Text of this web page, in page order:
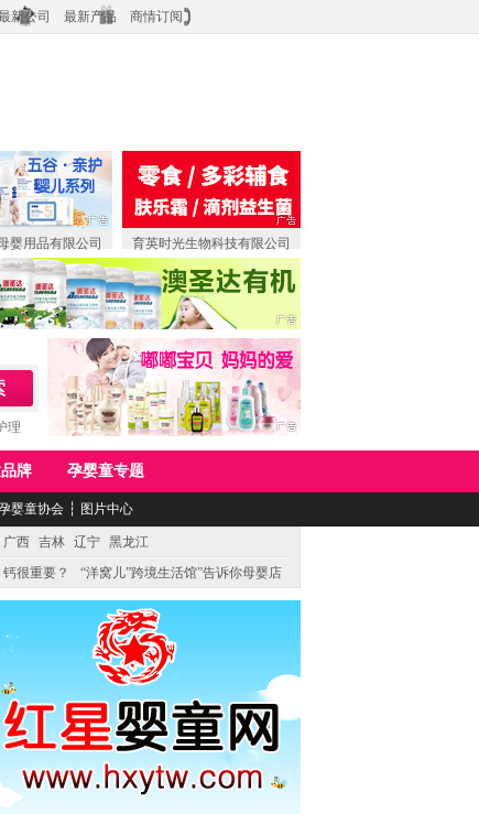
新公司 最新产品 商情订阅
婴用品有限公司 育英时光生物科技有限公司
理
牌 孕婴童专题
婴童协会 ┆ 图片中心
广西 吉林 辽宁 黑龙江
很重要？
“洋窝儿”跨境生活馆”告诉你母婴店